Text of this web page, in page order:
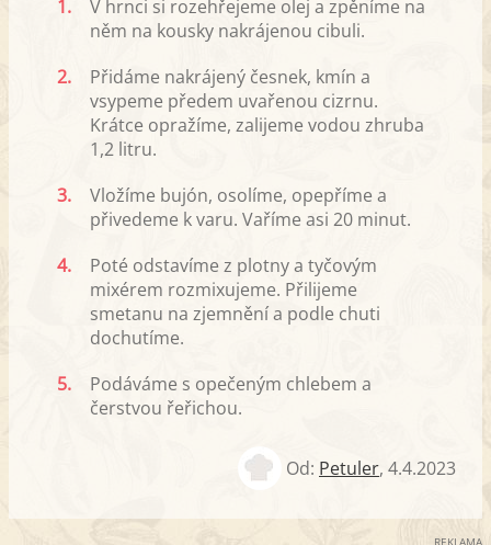
1.
V hrnci si rozehřejeme olej a zpěníme na
něm na kousky nakrájenou cibuli.
2.
Přidáme nakrájený česnek, kmín a
vsypeme předem uvařenou cizrnu.
Krátce opražíme, zalijeme vodou zhruba
1,2 litru.
3.
Vložíme bujón, osolíme, opepříme a
přivedeme k varu. Vaříme asi 20 minut.
4.
Poté odstavíme z plotny a tyčovým
mixérem rozmixujeme. Přilijeme
smetanu na zjemnění a podle chuti
dochutíme.
5.
Podáváme s opečeným chlebem a
čerstvou řeřichou.
Od: Petuler, 4.4.2023
REKLAMA